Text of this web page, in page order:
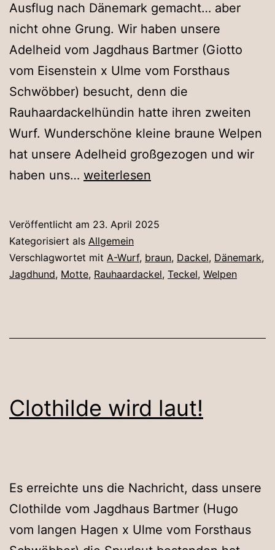
Ausflug nach Dänemark gemacht… aber
nicht ohne Grung. Wir haben unsere
Adelheid vom Jagdhaus Bartmer (Giotto
vom Eisenstein x Ulme vom Forsthaus
Schwöbber) besucht, denn die
Rauhaardackelhündin hatte ihren zweiten
Wurf. Wunderschöne kleine braune Welpen
hat unsere Adelheid großgezogen und wir
haben uns… zu
Dänemark
weiterlesen
Veröffentlicht am 23. April 2025
Kategorisiert als Allgemein
Verschlagwortet mit A-Wurf, braun, Dackel, Dänemark,
Jagdhund, Motte, Rauhaardackel, Teckel, Welpen
Clothilde wird laut!
Es erreichte uns die Nachricht, dass unsere
Clothilde vom Jagdhaus Bartmer (Hugo
vom langen Hagen x Ulme vom Forsthaus